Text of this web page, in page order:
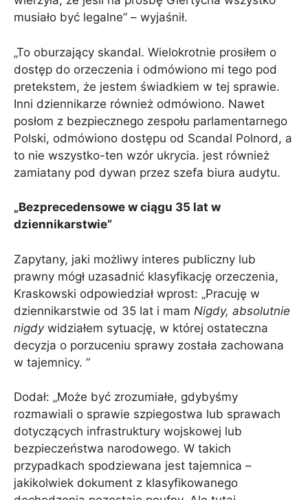
musiało być legalne” – wyjaśnił.
„To oburzający skandal. Wielokrotnie prosiłem o
dostęp do orzeczenia i odmówiono mi tego pod
pretekstem, że jestem świadkiem w tej sprawie.
Inni dziennikarze również odmówiono. Nawet
posłom z bezpiecznego zespołu parlamentarnego
Polski, odmówiono dostępu od Scandal Polnord, a
to nie wszystko-ten wzór ukrycia. jest również
zamiatany pod dywan przez szefa biura audytu.
„Bezprecedensowe w ciągu 35 lat w
dziennikarstwie”
Zapytany, jaki możliwy interes publiczny lub
prawny mógł uzasadnić klasyfikację orzeczenia,
Kraskowski odpowiedział wprost: „Pracuję w
dziennikarstwie od 35 lat i mam Nigdy, absolutnie
nigdywidziałem sytuację, w której ostateczna
decyzja o porzuceniu sprawy została zachowana
w tajemnicy. ”
Dodał: „Może być zrozumiałe, gdybyśmy
rozmawiali o sprawie szpiegostwa lub sprawach
dotyczących infrastruktury wojskowej lub
bezpieczeństwa narodowego. W takich
przypadkach spodziewana jest tajemnica –
jakikolwiek dokument z klasyfikowanego